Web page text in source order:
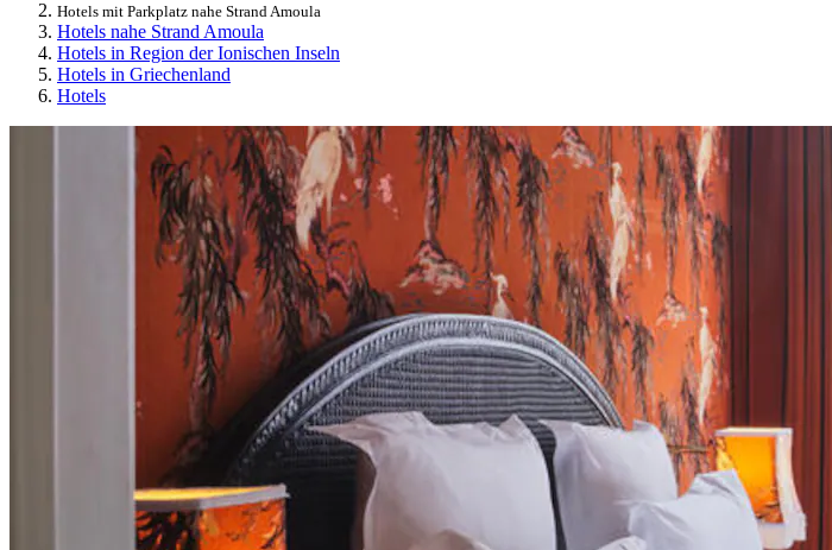
Hotels mit Parkplatz nahe Strand Amoula
Hotels nahe Strand Amoula
Hotels in Region der Ionischen Inseln
Hotels in Griechenland
Hotels